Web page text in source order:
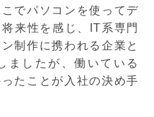
でパソコンを使ってデ
来性を感じ、IT系専門
制作に携われる企業と
ましたが、働いている
たことが入社の決め手